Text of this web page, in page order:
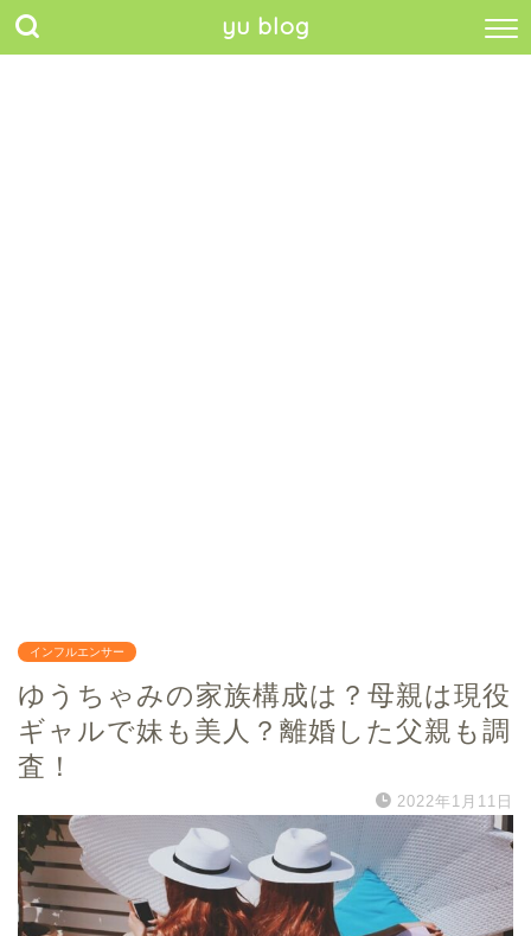
yu blog
インフルエンサー
ゆうちゃみの家族構成は？母親は現役
ギャルで妹も美人？離婚した父親も調
査！
2022年1月11日